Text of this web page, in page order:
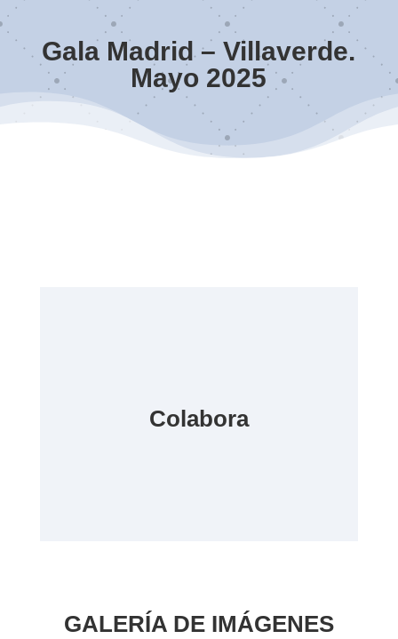
Gala Madrid – Villaverde.
Mayo 2025
Colabora
GALERÍA DE IMÁGENES